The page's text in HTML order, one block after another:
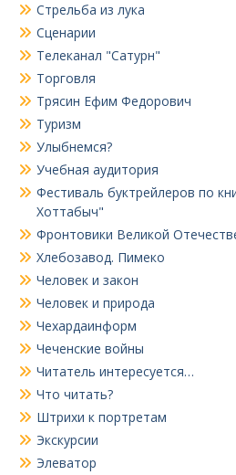
Стрельба из лука
Сценарии
Телеканал "Сатурн"
Торговля
Трясин Ефим Федорович
Туризм
Улыбнемся?
Учебная аудитория
Фестиваль буктрейлеров по
Хоттабыч"
Фронтовики Великой
Хлебозавод. Пимеко
Человек и закон
Человек и природа
Чехардаинформ
Чеченские войны
Читатель интересуется…
Что читать?
Штрихи к портретам
Экскурсии
Элеватор